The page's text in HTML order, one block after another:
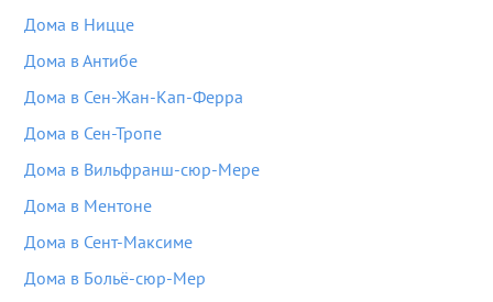
Дома в Ницце
Дома в Антибе
Дома в Сен-Жан-Кап-Ферра
Дома в Сен-Тропе
Дома в Вильфранш-сюр-Мере
Дома в Ментоне
Дома в Сент-Максиме
Дома в Больё-сюр-Мер